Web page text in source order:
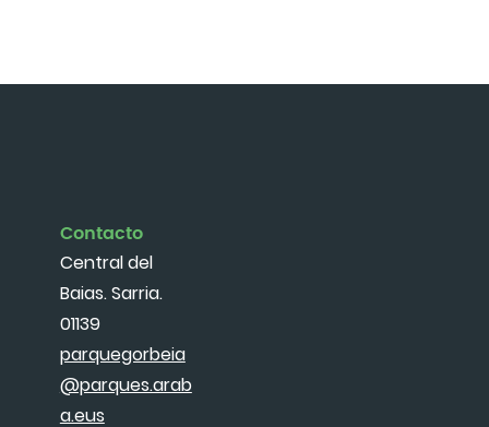
Contacto
Central del
Baias. Sarria.
01139
parquegorbeia
@parques.arab
a.eus